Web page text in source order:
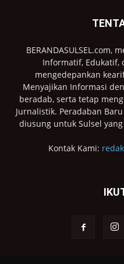
BERANDASULSEL.com,
Informatif, Edukatif,
mengedepankan
Menyajikan Informasi
beradab, serta tetap
Jurnalistik. Peradaban
diusung untuk Sulsel
Kontak Kami: